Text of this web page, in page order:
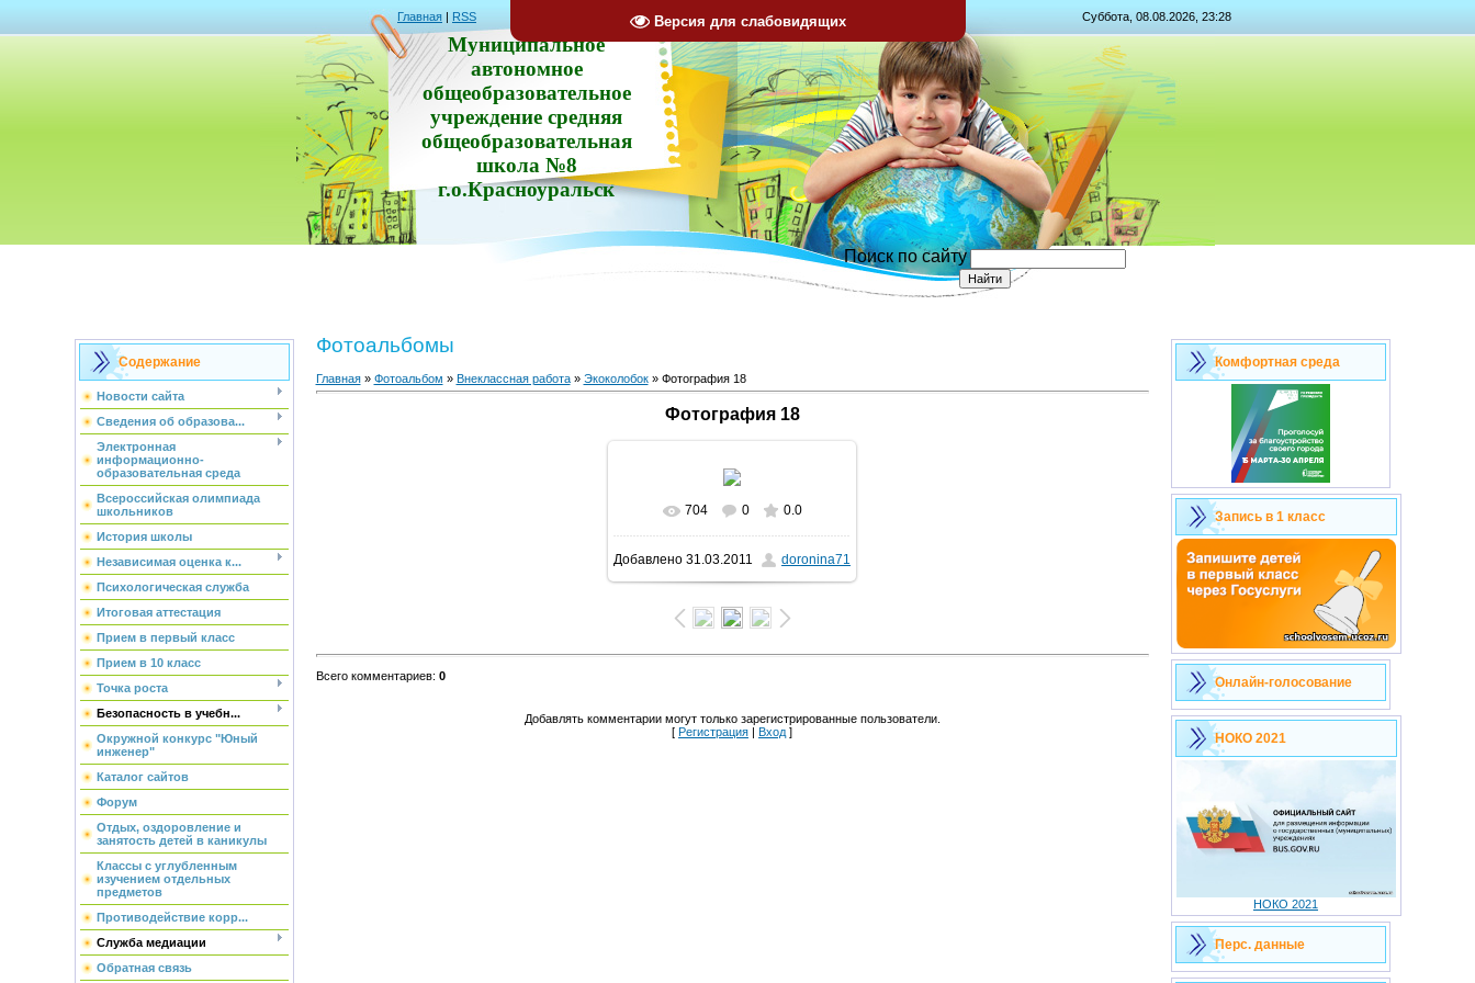
Версия для слабовидящих
Главная | RSS Суббота, 08.08.2026, 23:28
Муниципальное
автономное
общеобразовательное
учреждение средняя
общеобразовательная
школа №8
г.о.Красноуральск
Поиск по сайту
Содержание
Новости сайта
Сведения об образова...
Электронная
информационно-
образовательная среда
Всероссийская олимпиада
школьников
История школы
Независимая оценка к...
Психологическая служба
Итоговая аттестация
Прием в первый класс
Прием в 10 класс
Точка роста
Безопасность в учебн...
Окружной конкурс "Юный
инженер"
Каталог сайтов
Форум
Отдых, оздоровление и
занятость детей в каникулы
Классы с углубленным
изучением отдельных
предметов
Противодействие корр...
Служба медиации
Обратная связь
Фотоальбомы
Главная» Фотоальбом » Внеклассная работа» Экоколобок» Фотография 18
Фотография 18
В реальном размере
1600x1200/ 122.2Kb
704 0 0.0
Добавлено 31.03.2011 doronina71
Всего комментариев: 0
Добавлять комментарии могут только зарегистрированные пользователи.
[ Регистрация | Вход ]
Комфортная среда
Запись в 1 класс
Онлайн-голосование
НОКО 2021
НОКО 2021
Перс. данные